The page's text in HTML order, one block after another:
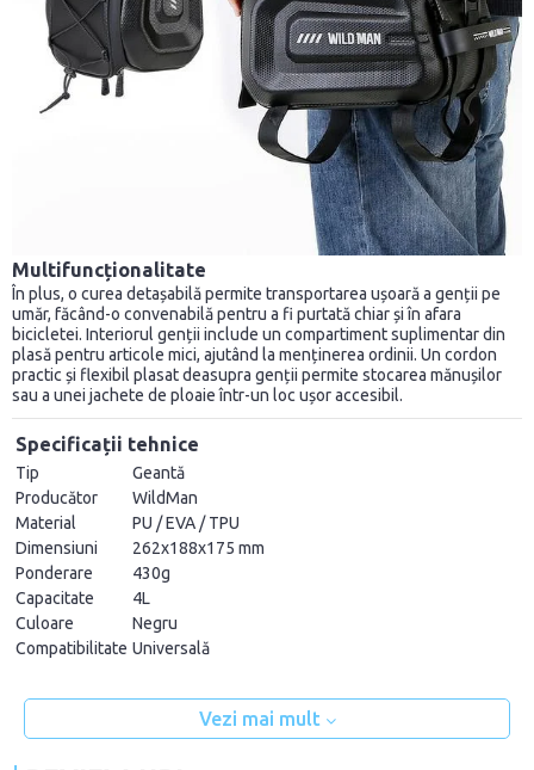
Multifuncționalitate
În plus, o curea detașabilă permite transportarea ușoară a genții pe
umăr, făcând-o convenabilă pentru a fi purtată chiar și în afara
bicicletei. Interiorul genții include un compartiment suplimentar din
plasă pentru articole mici, ajutând la menținerea ordinii. Un cordon
practic și flexibil plasat deasupra genții permite stocarea mănușilor
sau a unei jachete de ploaie într-un loc ușor accesibil.
Specificații tehnice
Tip
Geantă
Producător
WildMan
Material
PU / EVA / TPU
Dimensiuni
262x188x175 mm
Ponderare
430g
Capacitate
4L
Culoare
Negru
Compatibilitate Universală
Vezi mai mult